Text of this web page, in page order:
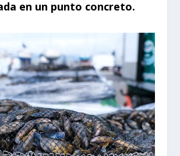
en un punto concreto.